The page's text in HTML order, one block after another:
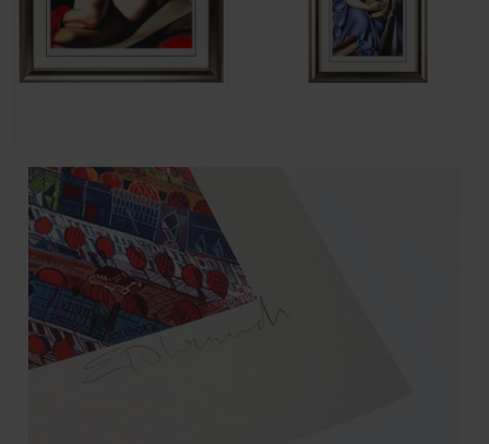
Tamara Łempicka - La Belle
Rafeala
€4,596.25